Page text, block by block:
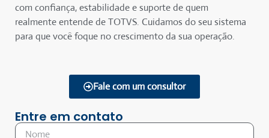
com confiança, estabilidade e suporte de quem
realmente entende de TOTVS. Cuidamos do seu sistema
para que você foque no crescimento da sua operação.
Fale com um consultor
Entre em contato